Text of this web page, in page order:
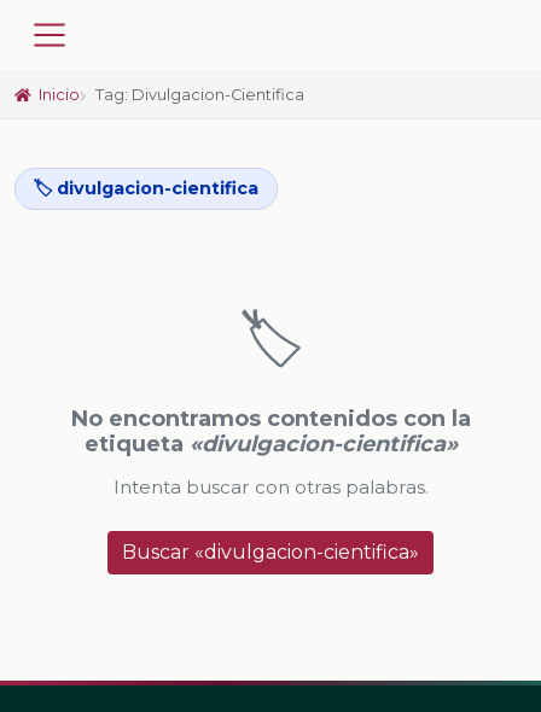
Inicio Tag: Divulgacion-Cientifica
🏷️ divulgacion-cientifica
🏷️
No encontramos contenidos con la
etiqueta «divulgacion-cientifica»
Intenta buscar con otras palabras.
Buscar «divulgacion-cientifica»